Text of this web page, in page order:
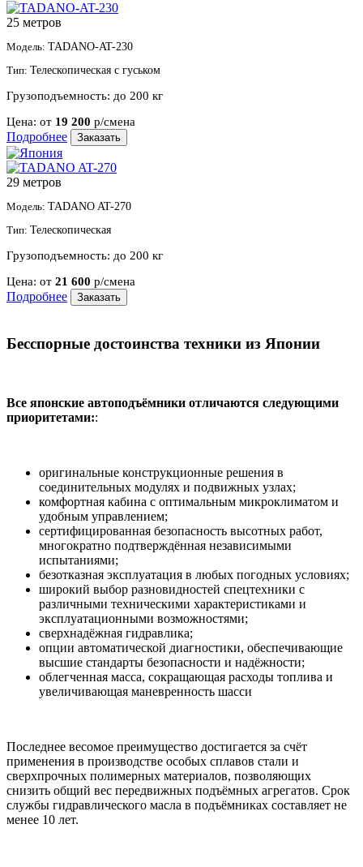
25 метров
Модель: TADANO-AT-230
Тип: Телескопическая с гуськом
Грузоподъемность: до 200 кг
Цена: от 19 200 р/смена
Подробнее Заказать
29 метров
Модель: TADANO AT-270
Тип: Телескопическая
Грузоподъемность: до 200 кг
Цена: от 21 600 р/смена
Подробнее Заказать
Бесспорные достоинства техники из Японии
Все японские автоподъёмники отличаются следующими
приоритетами::
оригинальные конструкционные решения в
соединительных модулях и подвижных узлах;
комфортная кабина с оптимальным микроклиматом и
удобным управлением;
сертифицированная безопасность высотных работ,
многократно подтверждённая независимыми
испытаниями;
безотказная эксплуатация в любых погодных условиях;
широкий выбор разновидностей спецтехники с
различными техническими характеристиками и
эксплуатационными возможностями;
сверхнадёжная гидравлика;
опции автоматической диагностики, обеспечивающие
высшие стандарты безопасности и надёжности;
облегченная масса, сокращающая расходы топлива и
увеличивающая маневренность шасси
Последнее весомое преимущество достигается за счёт
применения в производстве особых сплавов стали и
сверхпрочных полимерных материалов, позволяющих
снизить общий вес передвижных подъёмных агрегатов. Срок
службы гидравлического масла в подъёмниках составляет не
менее 10 лет.